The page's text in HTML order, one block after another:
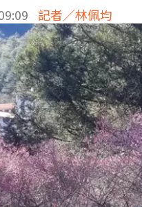
記者／林佩均